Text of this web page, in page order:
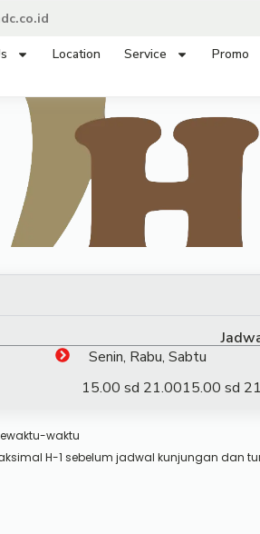
Location Service Promo
Senin, Rabu, Sabtu
15.00 sd 21.0015.00 sd
waktu
H-1 sebelum jadwal kunjungan dan